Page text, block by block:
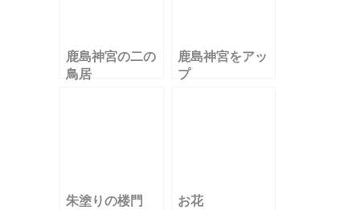
鹿島神宮の二の
鳥居
鹿島神宮をアッ
プ
朱塗りの楼門 お花